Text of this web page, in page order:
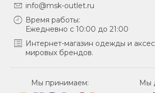
info@msk-outlet.ru
Время работы:
Ежедневно с 10:00 до 21:00
Интернет-магазин одежды и
мировых брендов.
Мы принимаем: Мы